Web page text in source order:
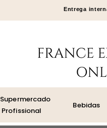
Entrega
Supermercado
Profissional
Bebidas